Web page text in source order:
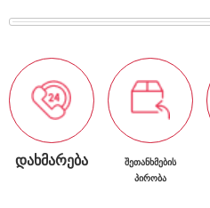
ᲓᲐᲮᲛᲐᲠᲔᲑᲐ
ᲨᲔᲗᲐᲜᲮᲛᲔᲑᲘᲡ
ᲞᲘᲠᲝᲑᲐ